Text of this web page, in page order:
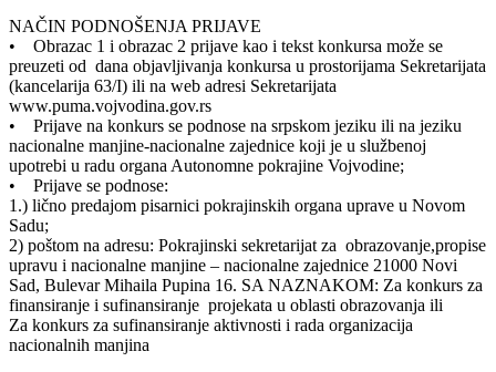
NAČIN PODNOŠENJA PRIJAVE
• Obrazac 1 i obrazac 2 prijave kao i tekst konkursa može se
preuzeti od dana objavljivanja konkursa u prostorijama Sekretarijata
(kancelarija 63/I) ili na web adresi Sekretarijata
www.puma.vojvodina.gov.rs
• Prijave na konkurs se podnose na srpskom jeziku ili na jeziku
nacionalne manjine-nacionalne zajednice koji je u službenoj
upotrebi u radu organa Autonomne pokrajine Vojvodine;
• Prijave se podnose:
1.) lično predajom pisarnici pokrajinskih organa uprave u Novom
Sadu;
2) poštom na adresu: Pokrajinski sekretarijat za obrazovanje,propise
upravu i nacionalne manjine – nacionalne zajednice 21000 Novi
Sad, Bulevar Mihaila Pupina 16. SA NAZNAKOM: Za konkurs za
finansiranje i sufinansiranje projekata u oblasti obrazovanja ili
Za konkurs za sufinansiranje aktivnosti i rada organizacija
nacionalnih manjina